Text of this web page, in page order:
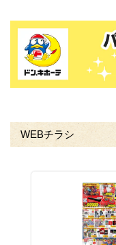
WEBチラシ